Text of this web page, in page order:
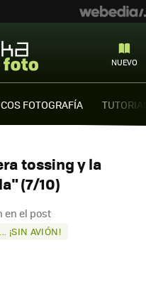
NUEVO
FOTOGRAFÍA
tossing y la
(7/10)
en el post
¡SIN AVIÓN!